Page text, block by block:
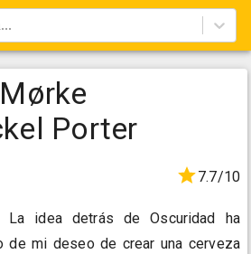
Porter
7.7/10
La idea detrás de Oscuridad ha
de mi deseo de crear una cerveza